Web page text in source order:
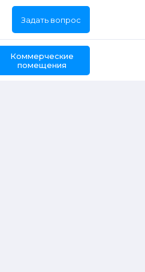
Задать вопрос
Коммерческие
помещения